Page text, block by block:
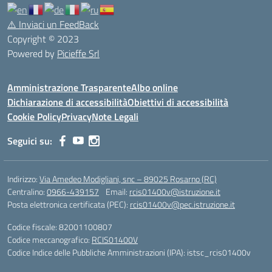
⚠️ Inviaci un FeedBack
Copyright © 2023
Powered by Picieffe Srl
Amministrazione TrasparenteAlbo online
Dichiarazione di accessibilitàObiettivi di accessibilità
Cookie PolicyPrivacyNote Legali
Seguici su:
Indirizzo:Via Amedeo Modigliani, snc – 89025 Rosarno (RC)
Centralino:0966-439157 Email: rcis01400v@istruzione.it
Posta elettronica certificata (PEC): rcis01400v@pec.istruzione.it
Codice fiscale: 82001100807
Codice meccanografico: RCIS01400V
Codice Indice delle Pubbliche Amministrazioni (IPA): istsc_rcis01400v